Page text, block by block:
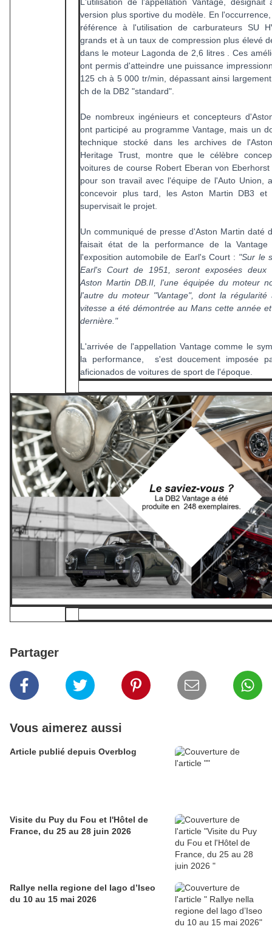
version plus sportive du modèle. En
référence à l'utilisation de carburateurs SU
grands et à un taux de compression plus élevé
dans le moteur Lagonda de 2,6 litres . Ces
ont permis d'atteindre une puissance
125 ch à 5 000 tr/min, dépassant ainsi
ch de la DB2 "standard".
De nombreux ingénieurs et concepteurs
ont participé au programme Vantage, mais un
technique stocké dans les archives de
Heritage Trust, montre que le célèbre
voitures de course Robert Eberan von
pour son travail avec l'équipe de l'Auto Union,
concevoir plus tard, les Aston Martin DB3 et
supervisait le projet.
Un communiqué de presse d'Aston Martin daté
faisait état de la performance de la
l'exposition automobile de Earl's Court : "Sur le
Earl's Court de 1951, seront exposées deux
Aston Martin DB.II, l'une équipée du moteur
l'autre du moteur "Vantage", dont la régularité
vitesse a été démontrée au Mans cette année
dernière."
L'arrivée de l'appellation Vantage comme le
la performance, s'est doucement imposée
aficionados de voitures de sport de l'époque.
Partager
Vous aimerez aussi
Article publié depuis Overblog
Visite du Puy du Fou et l'Hôtel de
France, du 25 au 28 juin 2026
Rallye nella regione del lago d’Iseo
du 10 au 15 mai 2026